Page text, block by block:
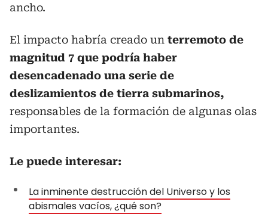
ancho.
El impacto habría creado un terremoto de
magnitud 7 que podría haber
desencadenado una serie de
deslizamientos de tierra submarinos,
responsables de la formación de algunas olas
importantes.
Le puede interesar:
La inminente destrucción del Universo y los
abismales vacíos, ¿qué son?